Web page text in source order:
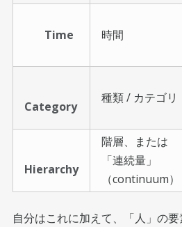
Time 時間
Category
種類 / カテゴリ
Hierarchy
階層、または
「連続量」
（continuum）
自分はこれに加えて、「人」の要